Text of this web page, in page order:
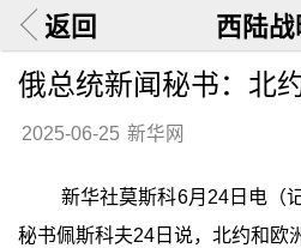
返回 西陆战
俄总统新闻秘书：北
2025-06-25 新华网
新华社莫斯科6月24日电（
秘书佩斯科夫24日说，北约和欧